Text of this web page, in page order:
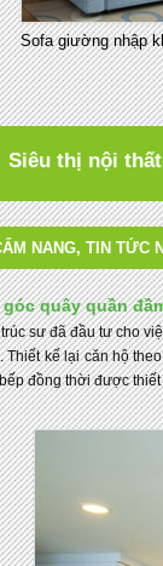
giường nhập khẩu
Siêu thị nội
NANG, TIN TỨC
góc quây quần
sư đã đầu tư cho
Thiết kế lại căn hộ
đồng thời được thiết